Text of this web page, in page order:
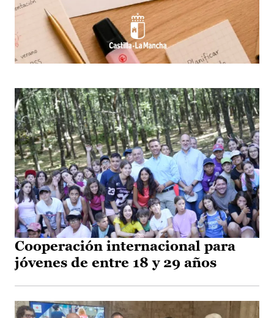
Cooperación internacional para
jóvenes de entre 18 y 29 años